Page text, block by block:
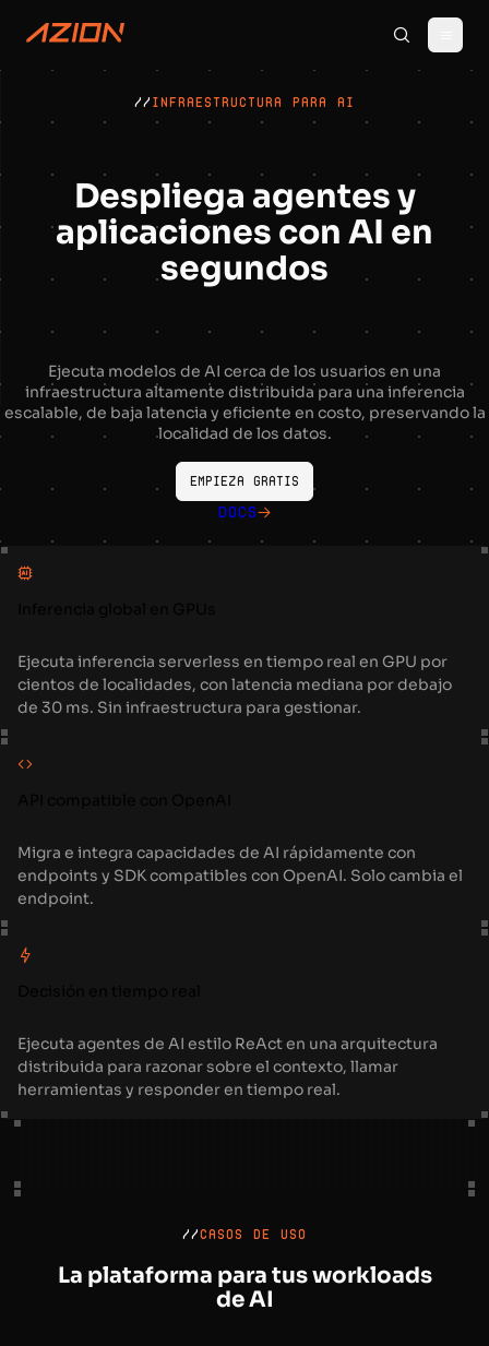
// INFRAESTRUCTURA PARA AI
Despliega agentes y
aplicaciones con AI en
segundos
Ejecuta modelos de AI cerca de los usuarios en una
infraestructura altamente distribuida para una inferencia
escalable, de baja latencia y eficiente en costo, preservando la
localidad de los datos.
Empieza gratis
Docs
Ejecuta inferencia serverless en tiempo real en GPU por
cientos de localidades, con latencia mediana por debajo
de 30 ms. Sin infraestructura para gestionar.
Migra e integra capacidades de AI rápidamente con
endpoints y SDK compatibles con OpenAI. Solo cambia el
endpoint.
Ejecuta agentes de AI estilo ReAct en una arquitectura
distribuida para razonar sobre el contexto, llamar
herramientas y responder en tiempo real.
//CASOS DE USO
La plataforma para tus workloads
de AI